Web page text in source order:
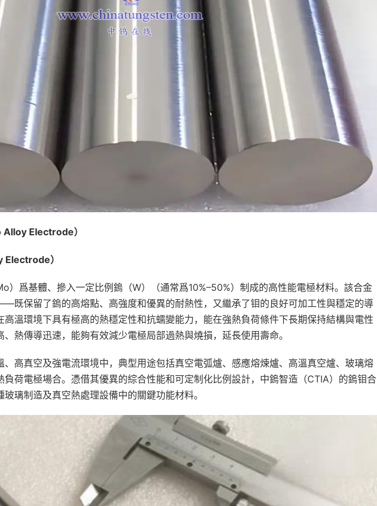
Alloy Electrode）
Electrode）
）爲基體、摻入一定比例鎢（W）（通常爲10%–50%）制成的高性能電極材料。該合金
既保留了鎢的高熔點、高強度和優異的耐熱性，又繼承了钼的良好可加工性與穩定的導
高溫環境下具有極高的熱穩定性和抗蠕變能力，能在強熱負荷條件下長期保持結構與電性
熱傳導迅速，能夠有效減少電極局部過熱與燒損，延長使用壽命。
高真空及強電流環境中，典型用途包括真空電弧爐、感應熔煉爐、高溫真空爐、玻璃熔
負荷電極場合。憑借其優異的綜合性能和可定制化比例設計，中鎢智造（CTIA）的鎢钼合
璃制造及真空熱處理設備中的關鍵功能材料。